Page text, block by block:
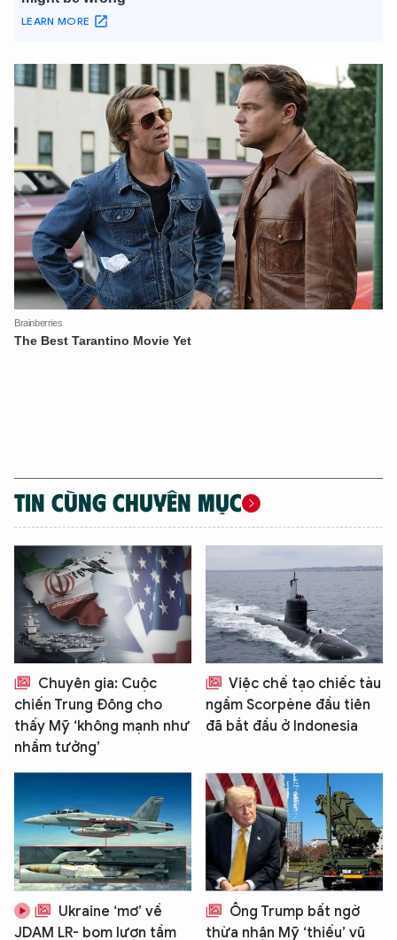
TIN CÙNG CHUYÊN MỤC
Chuyên gia: Cuộc
chiến Trung Đông cho
thấy Mỹ ‘không mạnh như
nhầm tưởng’
Việc chế tạo chiếc tàu
ngầm Scorpène đầu tiên
đã bắt đầu ở Indonesia
Ukraine ‘mơ’ về
JDAM LR- bom lượn tầm
Ông Trump bất ngờ
thừa nhận Mỹ ‘thiếu’ vũ